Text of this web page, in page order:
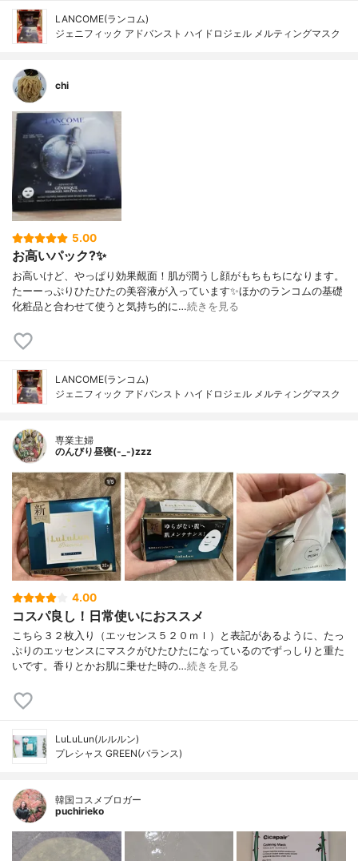
LANCOME(ランコム)
ジェニフィック アドバンスト ハイドロジェル メルティングマスク
chi
5.00
お高いパック?✨
お高いけど、やっぱり効果覿面！肌が潤うし顔がもちもちになります。
たーーっぷりひたひたの美容液が入っています✨ほかのランコムの基礎
化粧品と合わせて使うと気持ち的に…続きを見る
LANCOME(ランコム)
ジェニフィック アドバンスト ハイドロジェル メルティングマスク
専業主婦
のんびり昼寝(-_-)zzz
4.00
コスパ良し！日常使いにおススメ
こちら３２枚入り（エッセンス５２０ｍｌ）と表記があるように、たっ
ぷりのエッセンスにマスクがひたひたになっているのでずっしりと重た
いです。香りとかお肌に乗せた時の…続きを見る
LuLuLun(ルルルン)
プレシャス GREEN(バランス)
韓国コスメブロガー
puchirieko